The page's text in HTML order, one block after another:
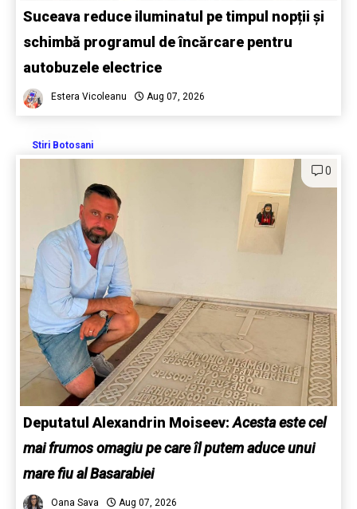
Suceava reduce iluminatul pe timpul nopții și
schimbă programul de încărcare pentru
autobuzele electrice
Estera Vicoleanu Aug 07, 2026
Stiri Botosani
0
Deputatul Alexandrin Moiseev:Acesta este cel
mai frumos omagiu pe care îl putem aduce unui
mare fiu al Basarabiei
Oana Sava Aug 07, 2026